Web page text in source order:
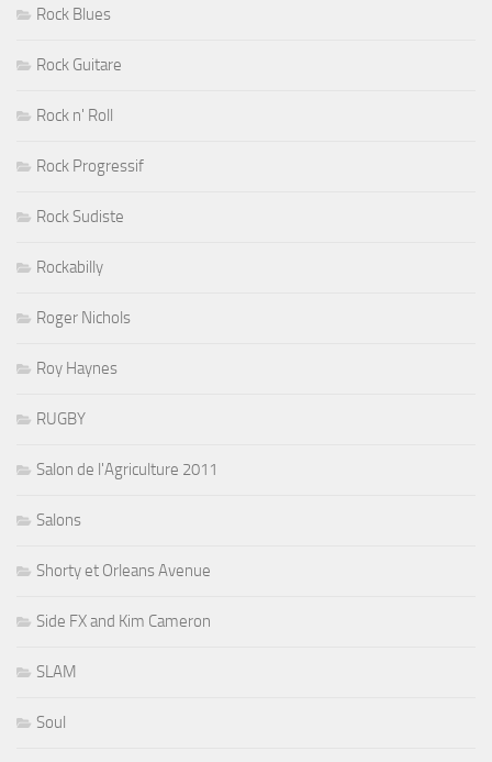
Rock Blues
Rock Guitare
Rock n' Roll
Rock Progressif
Rock Sudiste
Rockabilly
Roger Nichols
Roy Haynes
RUGBY
Salon de l'Agriculture 2011
Salons
Shorty et Orleans Avenue
Side FX and Kim Cameron
SLAM
Soul